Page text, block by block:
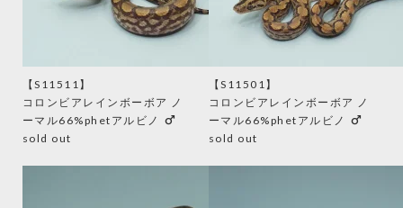
【S11511】
コロンビアレインボーボア ノ
ーマル66%phetアルビノ male
sold out
【S11501】
コロンビアレインボーボア ノ
ーマル66%phetアルビノ male
sold out